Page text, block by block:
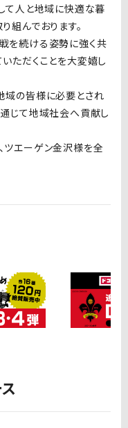
て人と地域に快適な暮
組んでおります。
を続ける姿勢に強く共
ただくことを大変嬉し
域の皆様に必要とされ
じて地域社会へ貢献し
ツエーゲン金沢様を全